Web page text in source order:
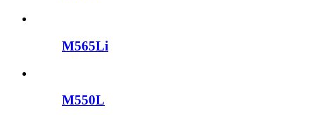
M565Li
M550L